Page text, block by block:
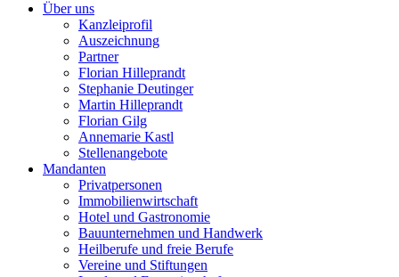
Über uns
Kanzleiprofil
Auszeichnung
Partner
Florian Hilleprandt
Stephanie Deutinger
Martin Hilleprandt
Florian Gilg
Annemarie Kastl
Stellenangebote
Mandanten
Privatpersonen
Immobilienwirtschaft
Hotel und Gastronomie
Bauunternehmen und Handwerk
Heilberufe und freie Berufe
Vereine und Stiftungen